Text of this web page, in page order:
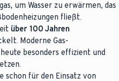
um Wasser zu erwärmen, das
fließt.
über 100 Jahren
Moderne Gas-
besonders effizient und
schon für den Einsatz von